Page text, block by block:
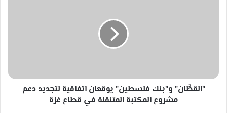
المكتبة
المتنقلة"القطَّان" و"بنك فلسطين" يوقعان اتفاقية لتجديد دعم
مشروع المكتبة المتنقلة في قطاع غزة